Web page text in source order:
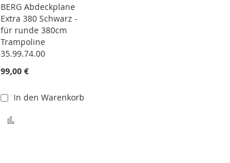
BERG Abdeckplane
Extra 380 Schwarz -
für runde 380cm
Trampoline
35.99.74.00
99,00 €
In den Warenkorb